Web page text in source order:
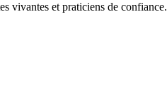
vivantes et praticiens de confiance.